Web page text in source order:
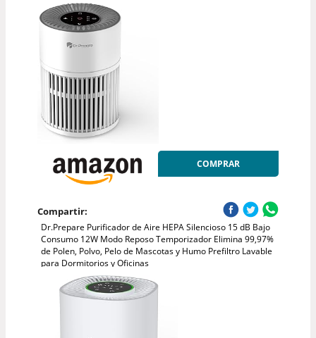
COMPRAR
Compartir:
Dr.Prepare Purificador de Aire HEPA Silencioso 15 dB Bajo
Consumo 12W Modo Reposo Temporizador Elimina 99,97%
de Polen, Polvo, Pelo de Mascotas y Humo Prefiltro Lavable
para Dormitorios y Oficinas